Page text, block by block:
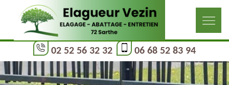
02 52 56 32 32 06 68 52 83 94